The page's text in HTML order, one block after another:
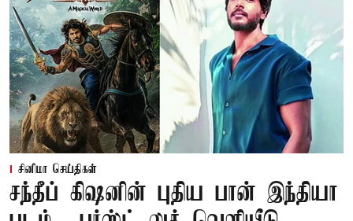
சினிமா செய்திகள்
சந்தீப் கிஷனின் புதிய பான் இந்தியா